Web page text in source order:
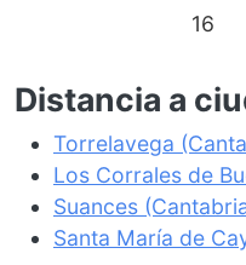
16
Distancia a
Torrelavega
Los Corrales de
Suances
Santa María de